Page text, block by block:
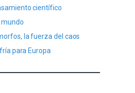
científico
mundo
la fuerza del caos
para Europa